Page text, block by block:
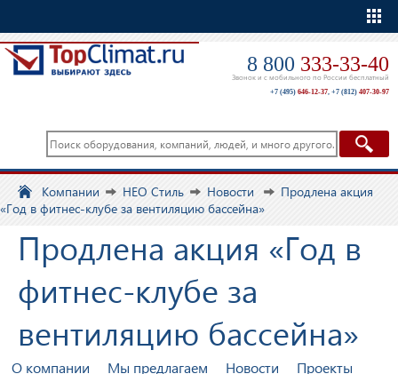
8 800 333-33-40
Звонок и с мобильного по России бесплатный
+7 (495) 646-12-37, +7 (812) 407-30-97
Компании НЕО Стиль Новости
Продлена акция
«Год в фитнес-клубе за вентиляцию бассейна»
Продлена акция «Год в
фитнес-клубе за
вентиляцию бассейна»
О компании Мы предлагаем Новости
Проекты